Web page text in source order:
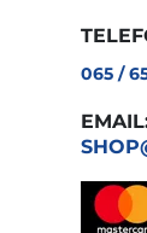
065 /